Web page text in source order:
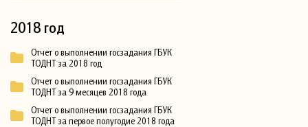
2018 год
Отчет о выполнении госзадания ГБУК
ТОДНТ за 2018 год
Отчет о выполнении госзадания ГБУК
ТОДНТ за 9 месяцев 2018 года
Отчет о выполнении госзадания ГБУК
ТОДНТ за первое полугодие 2018 года